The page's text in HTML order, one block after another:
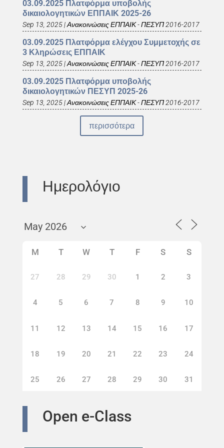
03.09.2025 Πλατφόρμα υποβολής
δικαιολογητικών ΕΠΠΑΙΚ 2025-26
Sep 13, 2025|Ανακοινώσεις ΕΠΠΑΙΚ - ΠΕΣΥΠ 2016-2017
03.09.2025 Πλατφόρμα ελέγχου Συμμετοχής σε
3 Κληρώσεις ΕΠΠΑΙΚ
Sep 13, 2025|Ανακοινώσεις ΕΠΠΑΙΚ - ΠΕΣΥΠ 2016-2017
03.09.2025 Πλατφόρμα υποβολής
δικαιολογητικών ΠΕΣΥΠ 2025-26
Sep 13, 2025|Ανακοινώσεις ΕΠΠΑΙΚ - ΠΕΣΥΠ 2016-2017
περισσότερα
Ημερολόγιο
M T W T F S S
27 28 29 30 1 2 3
4 5 6 7 8 9 10
11 12 13 14 15 16 17
18 19 20 21 22 23 24
25 26 27 28 29 30 31
Open e-Class